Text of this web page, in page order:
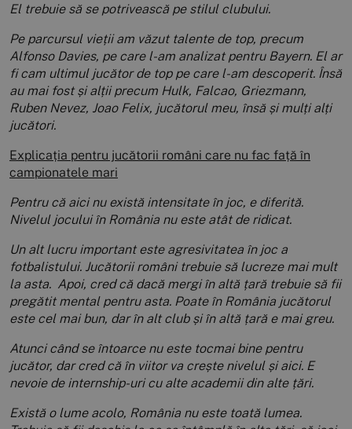
El trebuie să se potrivească pe stilul clubului.
Pe parcursul vieții am văzut talente de top, precum
Alfonso Davies, pe care l-am analizat pentru Bayern. El ar
fi cam ultimul jucător de top pe care l-am descoperit. Însă
au mai fost și alții precum Hulk, Falcao, Griezmann,
Ruben Nevez, Joao Felix, jucătorul meu, însă și mulți alți
jucători.
Explicația pentru jucătorii români care nu fac față în
campionatele mari
Pentru că aici nu există intensitate în joc, e diferită.
Nivelul jocului în România nu este atât de ridicat.
Un alt lucru important este agresivitatea în joc a
fotbalistului. Jucătorii români trebuie să lucreze mai mult
la asta. Apoi, cred că dacă mergi în altă țară trebuie să fii
pregătit mental pentru asta. Poate în România jucătorul
este cel mai bun, dar în alt club și în altă țară e mai greu.
Atunci când se întoarce nu este tocmai bine pentru
jucător, dar cred că în viitor va crește nivelul și aici. E
nevoie de internship-uri cu alte academii din alte țări.
Există o lume acolo, România nu este toată lumea.